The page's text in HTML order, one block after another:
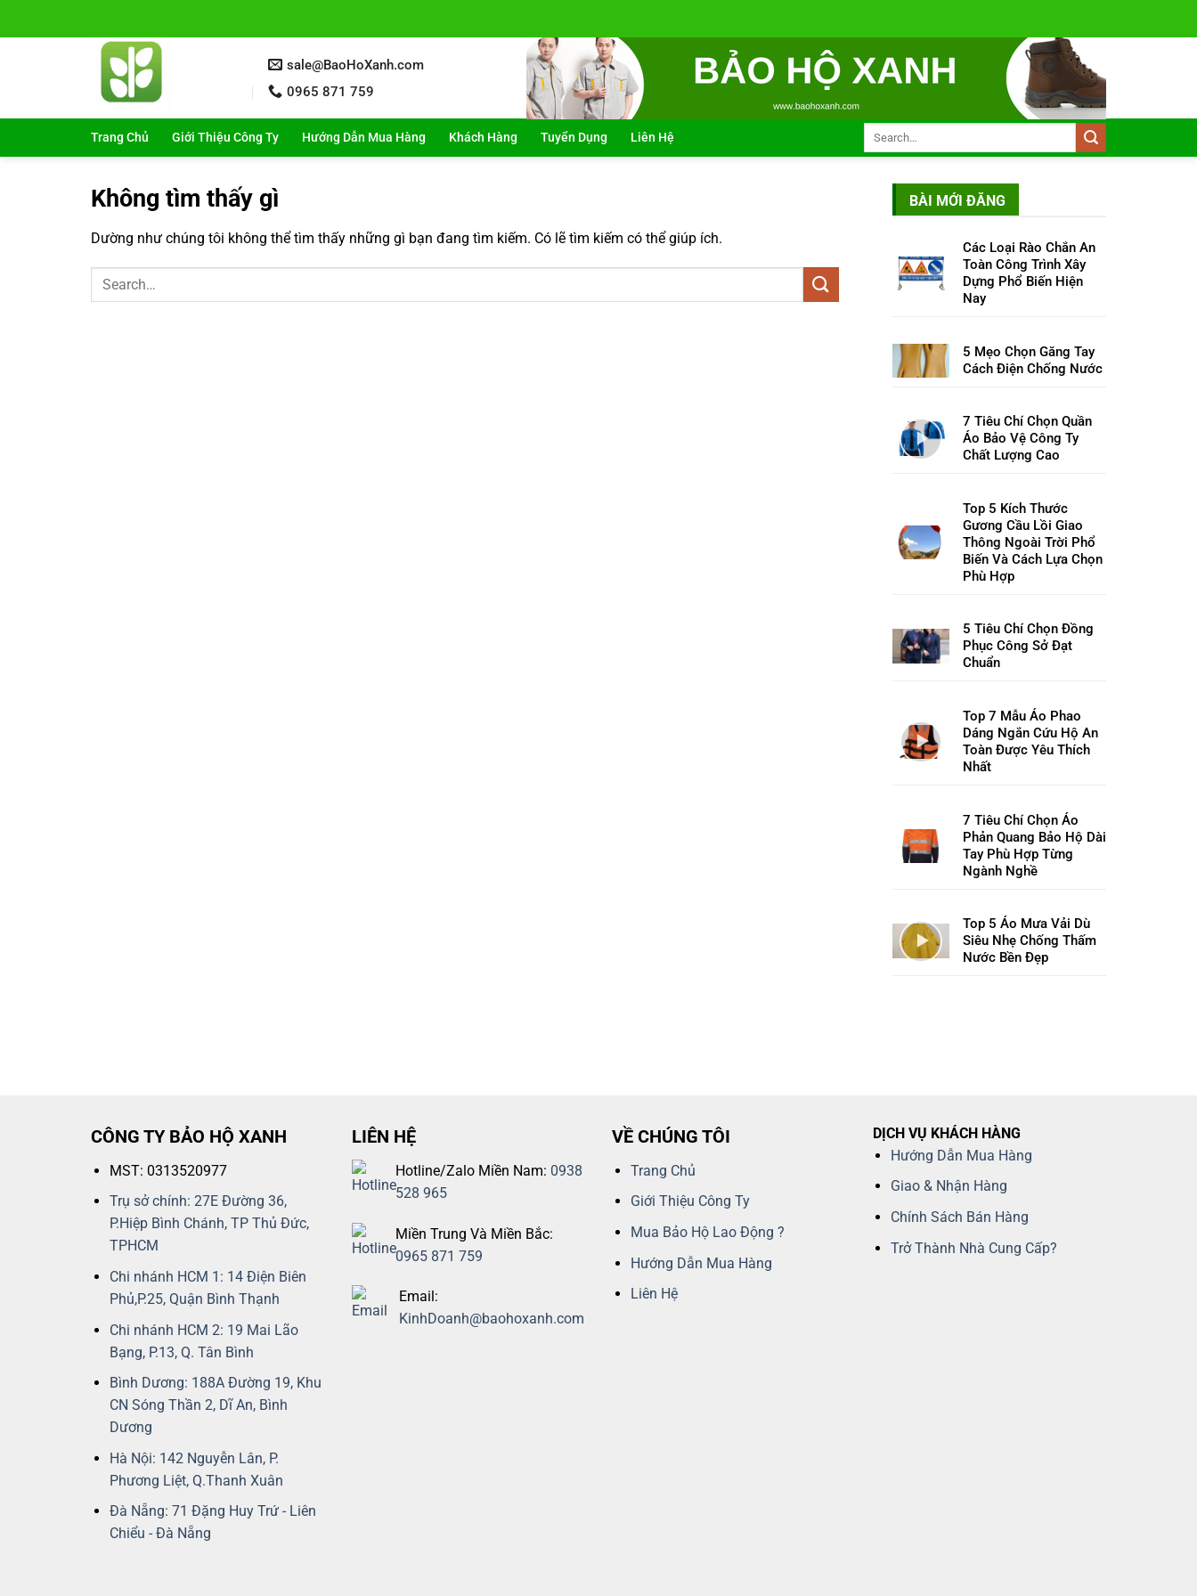
sale@BaoHoXanh.com
0965 871 759
Trang Chủ Giới Thiệu Công Ty Hướng Dẫn Mua Hàng Khách Hàng Tuyển Dụng Liên Hệ
Không tìm thấy gì
Dường như chúng tôi không thể tìm thấy những gì bạn đang tìm kiếm. Có lẽ tìm kiếm có thể giúp ích.
BÀI MỚI ĐĂNG
Các Loại Rào Chắn An
Toàn Công Trình Xây
Dựng Phổ Biến Hiện
Nay
5 Mẹo Chọn Găng Tay
Cách Điện Chống Nước
7 Tiêu Chí Chọn Quần
Áo Bảo Vệ Công Ty
Chất Lượng Cao
Top 5 Kích Thước
Gương Cầu Lồi Giao
Thông Ngoài Trời Phổ
Biến Và Cách Lựa Chọn
Phù Hợp
5 Tiêu Chí Chọn Đồng
Phục Công Sở Đạt
Chuẩn
Top 7 Mẫu Áo Phao
Dáng Ngắn Cứu Hộ An
Toàn Được Yêu Thích
Nhất
7 Tiêu Chí Chọn Áo
Phản Quang Bảo Hộ Dài
Tay Phù Hợp Từng
Ngành Nghề
Top 5 Áo Mưa Vải Dù
Siêu Nhẹ Chống Thấm
Nước Bền Đẹp
CÔNG TY BẢO HỘ XANH
MST: 0313520977
Trụ sở chính: 27E Đường 36,
P.Hiệp Bình Chánh, TP Thủ Đức,
TPHCM
Chi nhánh HCM 1: 14 Điện Biên
Phủ,P.25, Quận Bình Thạnh
Chi nhánh HCM 2: 19 Mai Lão
Bạng, P.13, Q. Tân Bình
Bình Dương: 188A Đường 19, Khu
CN Sóng Thần 2, Dĩ An, Bình
Dương
Hà Nội: 142 Nguyễn Lân, P.
Phương Liệt, Q.Thanh Xuân
Đà Nẵng: 71 Đặng Huy Trứ - Liên
Chiểu - Đà Nẵng
LIÊN HỆ
Hotline/Zalo Miền Nam: 0938
528 965
Miền Trung Và Miền Bắc:
0965 871 759
Email:
KinhDoanh@baohoxanh.com
VỀ CHÚNG TÔI
Trang Chủ
Giới Thiệu Công Ty
Mua Bảo Hộ Lao Động ?
Hướng Dẫn Mua Hàng
Liên Hệ
DỊCH VỤ KHÁCH HÀNG
Hướng Dẫn Mua Hàng
Giao & Nhận Hàng
Chính Sách Bán Hàng
Trở Thành Nhà Cung Cấp?